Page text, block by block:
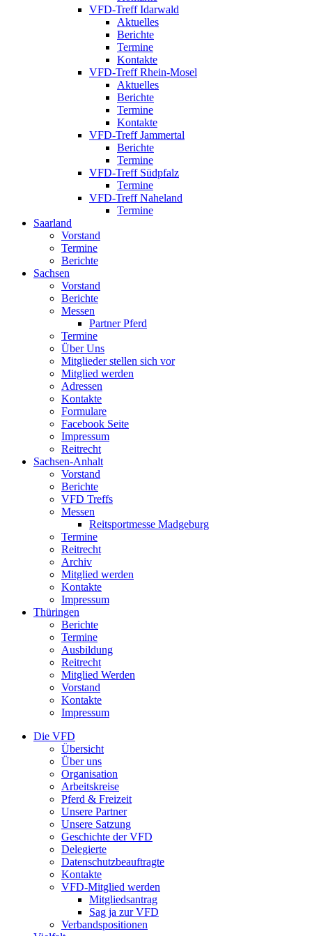
VFD-Treff Idarwald
Aktuelles
Berichte
Termine
Kontakte
VFD-Treff Rhein-Mosel
Aktuelles
Berichte
Termine
Kontakte
VFD-Treff Jammertal
Berichte
Termine
VFD-Treff Südpfalz
Termine
VFD-Treff Naheland
Termine
Saarland
Vorstand
Termine
Berichte
Sachsen
Vorstand
Berichte
Messen
Partner Pferd
Termine
Über Uns
Mitglieder stellen sich vor
Mitglied werden
Adressen
Kontakte
Formulare
Facebook Seite
Impressum
Reitrecht
Sachsen-Anhalt
Vorstand
Berichte
VFD Treffs
Messen
Reitsportmesse Madgeburg
Termine
Reitrecht
Archiv
Mitglied werden
Kontakte
Impressum
Thüringen
Berichte
Termine
Ausbildung
Reitrecht
Mitglied Werden
Vorstand
Kontakte
Impressum
Die VFD
Übersicht
Über uns
Organisation
Arbeitskreise
Pferd & Freizeit
Unsere Partner
Unsere Satzung
Geschichte der VFD
Delegierte
Datenschutzbeauftragte
Kontakte
VFD-Mitglied werden
Mitgliedsantrag
Sag ja zur VFD
Verbandspositionen